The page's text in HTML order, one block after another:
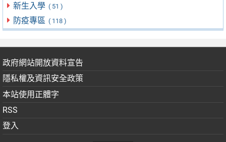
新生入學 ( 51 )
防疫專區 ( 118 )
政府網站開放資料宣告
隱私權及資訊安全政策
本站使用正體字
RSS
登入